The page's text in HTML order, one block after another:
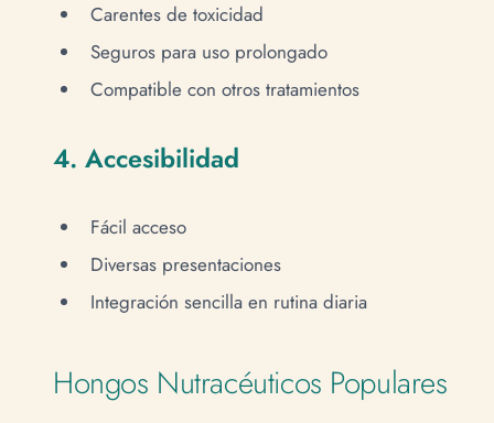
Carentes de toxicidad
Seguros para uso prolongado
Compatible con otros tratamientos
4. Accesibilidad
Fácil acceso
Diversas presentaciones
Integración sencilla en rutina diaria
Hongos Nutracéuticos Populares